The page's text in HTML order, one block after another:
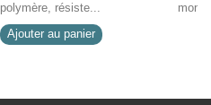
polymère, résiste...
Ajouter au panier
mon